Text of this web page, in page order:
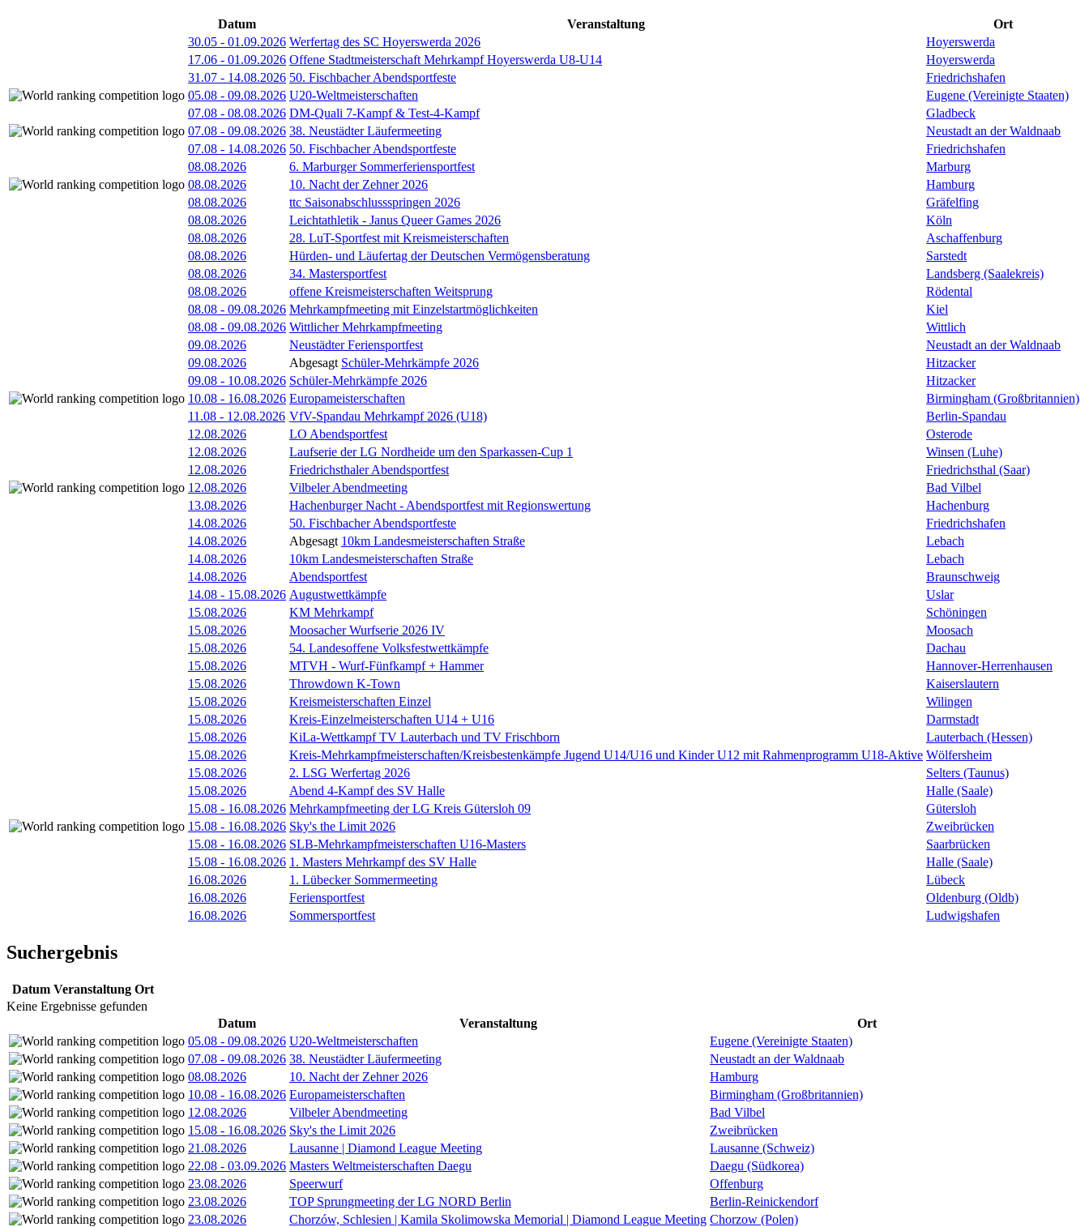
Datum Veranstaltung
Ort
30.05 - 01.09.2026 Werfertag des SC Hoyerswerda 2026
Hoyerswerda
17.06 - 01.09.2026 Offene Stadtmeisterschaft Mehrkampf Hoyerswerda U8-U14
Hoyerswerda
31.07 - 14.08.2026 50. Fischbacher Abendsportfeste
Friedrichshafen
05.08 - 09.08.2026 U20-Weltmeisterschaften
Eugene (Vereinigte Staaten)
07.08 - 08.08.2026 DM-Quali 7-Kampf & Test-4-Kampf
Gladbeck
07.08 - 09.08.2026 38. Neustädter Läufermeeting
Neustadt an der Waldnaab
07.08 - 14.08.2026 50. Fischbacher Abendsportfeste
Friedrichshafen
08.08.2026
6. Marburger Sommerferiensportfest
Marburg
08.08.2026
10. Nacht der Zehner 2026
Hamburg
08.08.2026
ttc Saisonabschlussspringen 2026
Gräfelfing
08.08.2026
Leichtathletik - Janus Queer Games 2026
Köln
08.08.2026
28. LuT-Sportfest mit Kreismeisterschaften
Aschaffenburg
08.08.2026
Hürden- und Läufertag der Deutschen Vermögensberatung
Sarstedt
08.08.2026
34. Mastersportfest
Landsberg (Saalekreis)
08.08.2026
offene Kreismeisterschaften Weitsprung
Rödental
08.08 - 09.08.2026 Mehrkampfmeeting mit Einzelstartmöglichkeiten
Kiel
08.08 - 09.08.2026 Wittlicher Mehrkampfmeeting
Wittlich
09.08.2026
Neustädter Feriensportfest
Neustadt an der Waldnaab
09.08.2026
Abgesagt Schüler-Mehrkämpfe 2026
Hitzacker
09.08 - 10.08.2026 Schüler-Mehrkämpfe 2026
Hitzacker
10.08 - 16.08.2026 Europameisterschaften
Birmingham (Großbritannien)
11.08 - 12.08.2026 VfV-Spandau Mehrkampf 2026 (U18)
Berlin-Spandau
12.08.2026
LO Abendsportfest
Osterode
12.08.2026
Laufserie der LG Nordheide um den Sparkassen-Cup 1
Winsen (Luhe)
12.08.2026
Friedrichsthaler Abendsportfest
Friedrichsthal (Saar)
12.08.2026
Vilbeler Abendmeeting
Bad Vilbel
13.08.2026
Hachenburger Nacht - Abendsportfest mit Regionswertung
Hachenburg
14.08.2026
50. Fischbacher Abendsportfeste
Friedrichshafen
14.08.2026
Abgesagt 10km Landesmeisterschaften Straße
Lebach
14.08.2026
10km Landesmeisterschaften Straße
Lebach
14.08.2026
Abendsportfest
Braunschweig
14.08 - 15.08.2026 Augustwettkämpfe
Uslar
15.08.2026
KM Mehrkampf
Schöningen
15.08.2026
Moosacher Wurfserie 2026 IV
Moosach
15.08.2026
54. Landesoffene Volksfestwettkämpfe
Dachau
15.08.2026
MTVH - Wurf-Fünfkampf + Hammer
Hannover-Herrenhausen
15.08.2026
Throwdown K-Town
Kaiserslautern
15.08.2026
Kreismeisterschaften Einzel
Wilingen
15.08.2026
Kreis-Einzelmeisterschaften U14 + U16
Darmstadt
15.08.2026
KiLa-Wettkampf TV Lauterbach und TV Frischborn
Lauterbach (Hessen)
15.08.2026
Kreis-Mehrkampfmeisterschaften/Kreisbestenkämpfe Jugend U14/U16 und Kinder U12 mit Rahmenprogramm U18-Aktive Wölfersheim
15.08.2026
2. LSG Werfertag 2026
Selters (Taunus)
15.08.2026
Abend 4-Kampf des SV Halle
Halle (Saale)
15.08 - 16.08.2026 Mehrkampfmeeting der LG Kreis Gütersloh 09
Gütersloh
15.08 - 16.08.2026 Sky's the Limit 2026
Zweibrücken
15.08 - 16.08.2026 SLB-Mehrkampfmeisterschaften U16-Masters
Saarbrücken
15.08 - 16.08.2026 1. Masters Mehrkampf des SV Halle
Halle (Saale)
16.08.2026
1. Lübecker Sommermeeting
Lübeck
16.08.2026
Feriensportfest
Oldenburg (Oldb)
16.08.2026
Sommersportfest Ludwigshafen
Suchergebnis
Datum Veranstaltung Ort
Keine Ergebnisse gefunden
Datum
Veranstaltung
Ort
05.08 - 09.08.2026 U20-Weltmeisterschaften
Eugene (Vereinigte Staaten)
07.08 - 09.08.2026 38. Neustädter Läufermeeting
Neustadt an der Waldnaab
08.08.2026
10. Nacht der Zehner 2026
Hamburg
10.08 - 16.08.2026 Europameisterschaften
Birmingham (Großbritannien)
12.08.2026
Vilbeler Abendmeeting
Bad Vilbel
15.08 - 16.08.2026 Sky's the Limit 2026
Zweibrücken
21.08.2026
Lausanne | Diamond League Meeting
Lausanne (Schweiz)
22.08 - 03.09.2026 Masters Weltmeisterschaften Daegu
Daegu (Südkorea)
23.08.2026
Speerwurf
Offenburg
23.08.2026
TOP Sprungmeeting der LG NORD Berlin
Berlin-Reinickendorf
23.08.2026
Chorzów, Schlesien | Kamila Skolimowska Memorial | Diamond League Meeting Chorzow (Polen)